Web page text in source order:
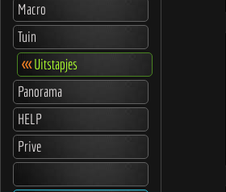
Macro
Tuin
<<<Uitstapjes
Panorama
HELP
Prive